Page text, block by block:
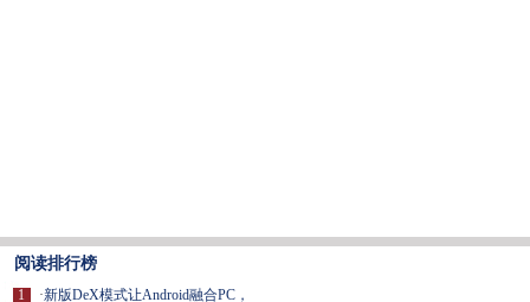
阅读排行榜
1 ·新版DeX模式让Android融合PC，